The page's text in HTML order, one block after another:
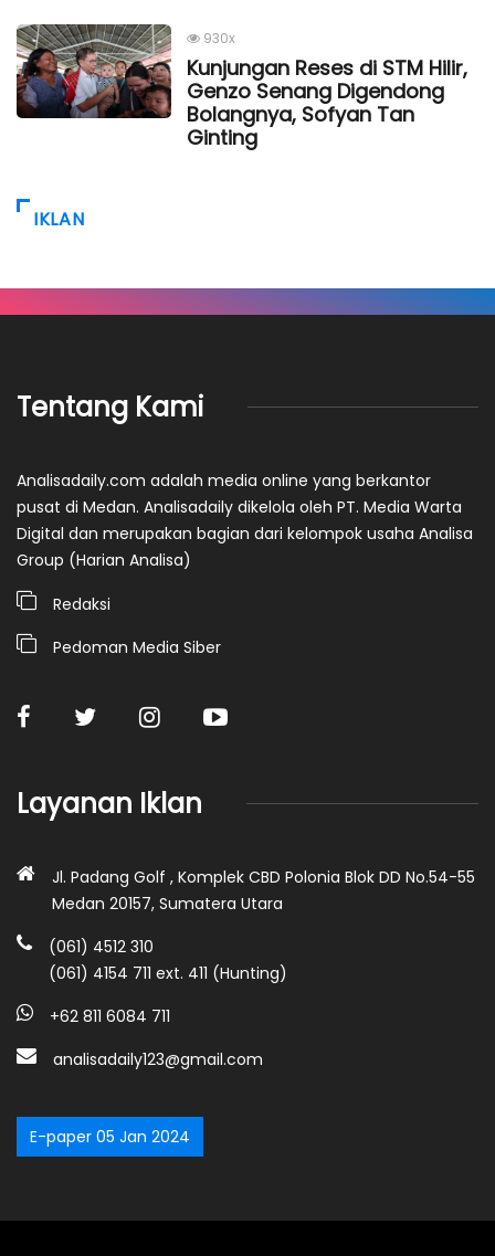
930x
Kunjungan Reses di STM Hilir,
Genzo Senang Digendong
Bolangnya, Sofyan Tan
Ginting
IKLAN
Tentang Kami
Analisadaily.com adalah media online yang berkantor
pusat di Medan. Analisadaily dikelola oleh PT. Media Warta
Digital dan merupakan bagian dari kelompok usaha Analisa
Group (Harian Analisa)
Redaksi
Pedoman Media Siber
Layanan Iklan
Jl. Padang Golf , Komplek CBD Polonia Blok DD No.54-55
Medan 20157, Sumatera Utara
(061) 4512 310
(061) 4154 711 ext. 411 (Hunting)
+62 811 6084 711
analisadaily123@gmail.com
E-paper 05 Jan 2024